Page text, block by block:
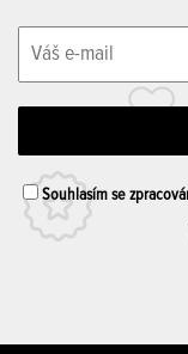
Souhlasím se